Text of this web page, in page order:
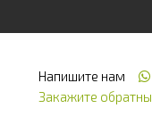
Напишите нам
Закажите